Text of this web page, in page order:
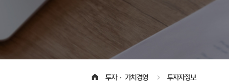
투자·가치경영 투자자정보